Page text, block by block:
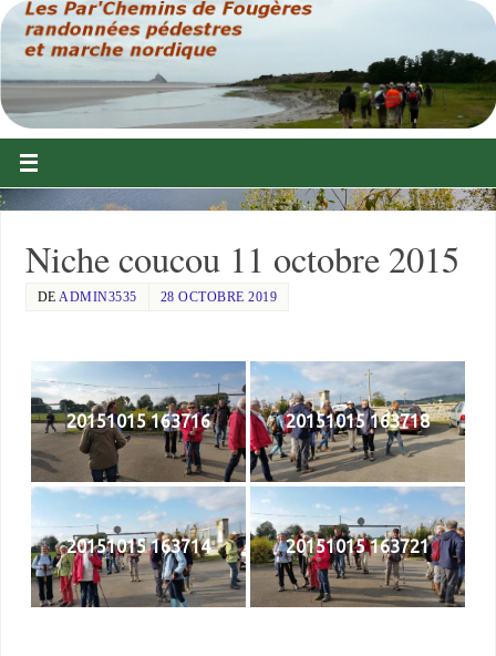
Niche coucou 11 octobre 2015
DEADMIN3535 28 OCTOBRE 2019
20151015 163716 20151015 163718
20151015 163714 20151015 163721